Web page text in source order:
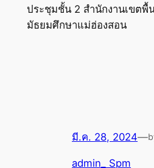
ประชุมชั้น 2 สำนักงานเขตพื้
มัธยมศึกษาแม่ฮ่องสอน
มี.ค. 28, 2024—
admin_ Spm